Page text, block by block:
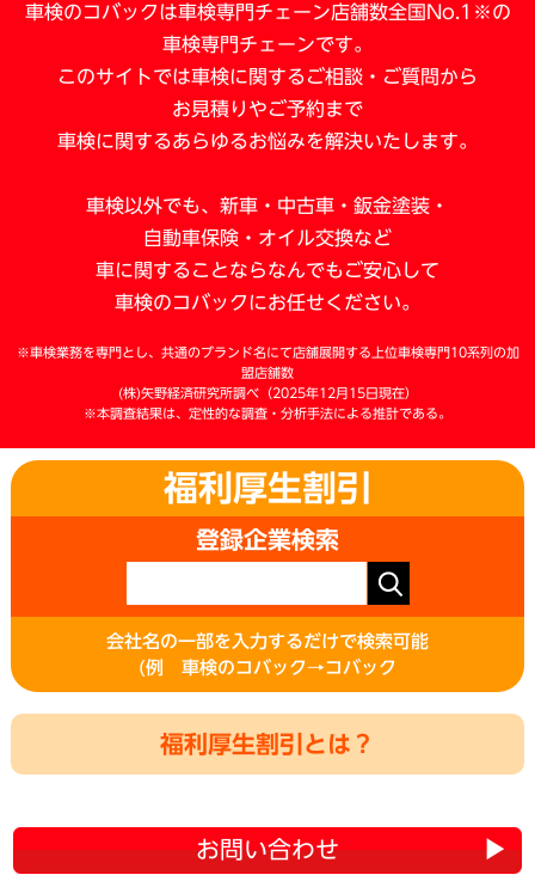
車検のコバックは車検専門チェーン店舗数全国No.1※の
車検専門チェーンです。
このサイトでは車検に関するご相談・ご質問から
お見積りやご予約まで
車検に関するあらゆるお悩みを解決いたします。
車検以外でも、新車・中古車・鈑金塗装・
自動車保険・オイル交換など
車に関することならなんでもご安心して
車検のコバックにお任せください。
※車検業務を専門とし、共通のブランド名にて店舗展開する上位車検専門10系列の加
盟店舗数
(株)矢野経済研究所調べ（2025年12月15日現在）
※本調査結果は、定性的な調査・分析手法による推計である。
福利厚生割引
登録企業検索
会社名の一部を入力するだけで検索可能
(例 車検のコバック→コバック
福利厚生割引とは？
お問い合わせ